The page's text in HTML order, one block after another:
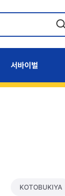
서바이벌
KOTOBUKIYA